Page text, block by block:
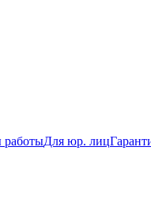
работыДля юр. лиц